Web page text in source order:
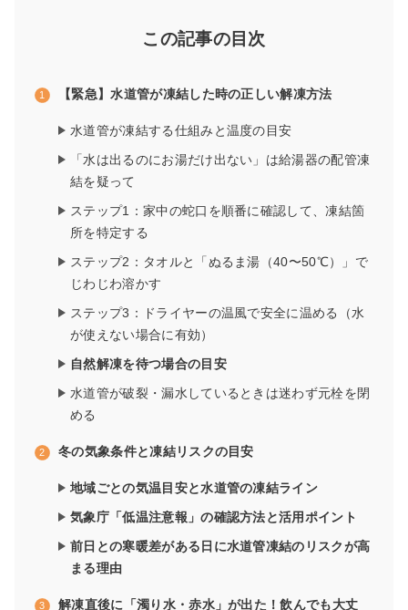
この記事の目次
【緊急】水道管が凍結した時の正しい解凍方法
水道管が凍結する仕組みと温度の目安
「水は出るのにお湯だけ出ない」は給湯器の配管凍
結を疑って
ステップ1：家中の蛇口を順番に確認して、凍結箇
所を特定する
ステップ2：タオルと「ぬるま湯（40〜50℃）」で
じわじわ溶かす
ステップ3：ドライヤーの温風で安全に温める（水
が使えない場合に有効）
自然解凍を待つ場合の目安
水道管が破裂・漏水しているときは迷わず元栓を閉
める
冬の気象条件と凍結リスクの目安
地域ごとの気温目安と水道管の凍結ライン
気象庁「低温注意報」の確認方法と活用ポイント
前日との寒暖差がある日に水道管凍結のリスクが高
まる理由
解凍直後に「濁り水・赤水」が出た！飲んでも大丈